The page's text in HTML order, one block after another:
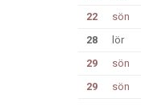
22
sön
28
lör
29
sön
29
sön